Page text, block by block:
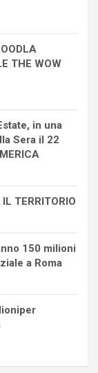
THE WOW
in una
Sera il 22
TERRITORIO
150 milioni
a Roma